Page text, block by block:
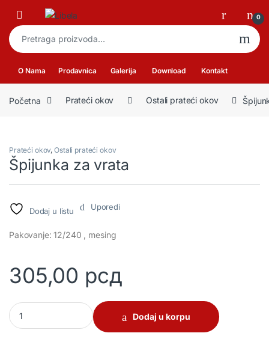
Skip to navigation
Skip to content
Open 0
Pretraga za:
O Nama Prodavnica Galerija Download Kontakt
Početna Prateći okov Ostali prateći okov
Prateći okov,Ostali prateći okov
Špijunka za vrata
Dodaj u listu Uporedi
Pakovanje: 12/240 , mesing
305,00 рсд
Špijunka za vrata quantity
Dodaj u korpu